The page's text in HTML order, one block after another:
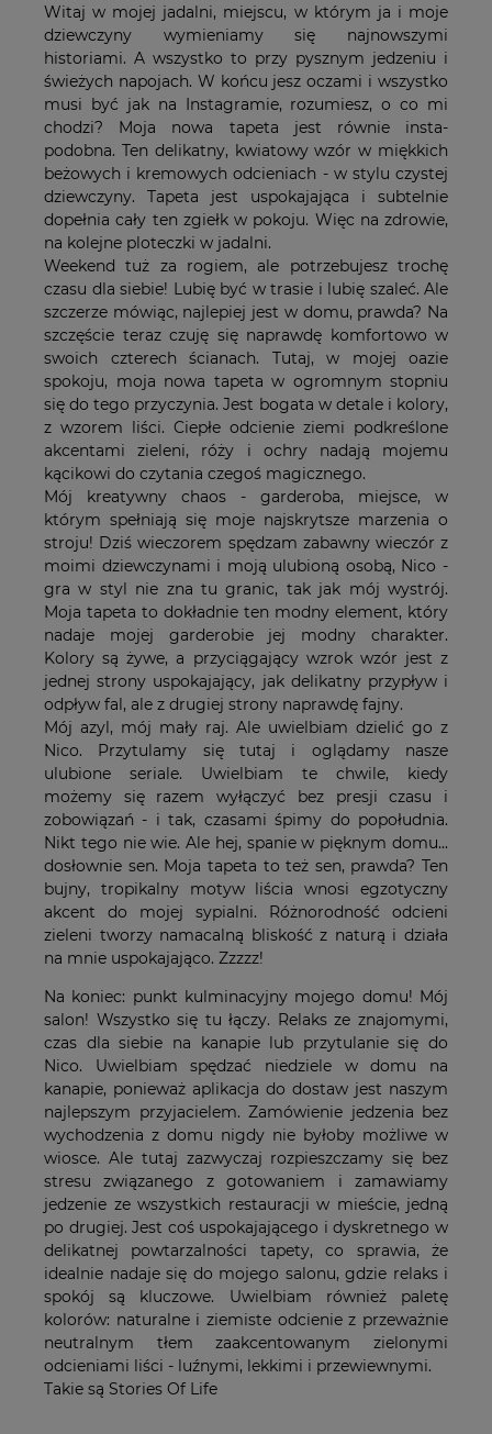
Witaj w mojej jadalni, miejscu, w którym ja i moje
dziewczyny wymieniamy się najnowszymi
historiami. A wszystko to przy pysznym jedzeniu i
świeżych napojach. W końcu jesz oczami i wszystko
musi być jak na Instagramie, rozumiesz, o co mi
chodzi? Moja nowa tapeta jest równie insta-
podobna. Ten delikatny, kwiatowy wzór w miękkich
beżowych i kremowych odcieniach - w stylu czystej
dziewczyny. Tapeta jest uspokajająca i subtelnie
dopełnia cały ten zgiełk w pokoju. Więc na zdrowie,
na kolejne ploteczki w jadalni.
Weekend tuż za rogiem, ale potrzebujesz trochę
czasu dla siebie! Lubię być w trasie i lubię szaleć. Ale
szczerze mówiąc, najlepiej jest w domu, prawda? Na
szczęście teraz czuję się naprawdę komfortowo w
swoich czterech ścianach. Tutaj, w mojej oazie
spokoju, moja nowa tapeta w ogromnym stopniu
się do tego przyczynia. Jest bogata w detale i kolory,
z wzorem liści. Ciepłe odcienie ziemi podkreślone
akcentami zieleni, róży i ochry nadają mojemu
kącikowi do czytania czegoś magicznego.
Mój kreatywny chaos - garderoba, miejsce, w
którym spełniają się moje najskrytsze marzenia o
stroju! Dziś wieczorem spędzam zabawny wieczór z
moimi dziewczynami i moją ulubioną osobą, Nico -
gra w styl nie zna tu granic, tak jak mój wystrój.
Moja tapeta to dokładnie ten modny element, który
nadaje mojej garderobie jej modny charakter.
Kolory są żywe, a przyciągający wzrok wzór jest z
jednej strony uspokajający, jak delikatny przypływ i
odpływ fal, ale z drugiej strony naprawdę fajny.
Mój azyl, mój mały raj. Ale uwielbiam dzielić go z
Nico. Przytulamy się tutaj i oglądamy nasze
ulubione seriale. Uwielbiam te chwile, kiedy
możemy się razem wyłączyć bez presji czasu i
zobowiązań - i tak, czasami śpimy do popołudnia.
Nikt tego nie wie. Ale hej, spanie w pięknym domu...
dosłownie sen. Moja tapeta to też sen, prawda? Ten
bujny, tropikalny motyw liścia wnosi egzotyczny
akcent do mojej sypialni. Różnorodność odcieni
zieleni tworzy namacalną bliskość z naturą i działa
na mnie uspokajająco. Zzzzz!
Na koniec: punkt kulminacyjny mojego domu! Mój
salon! Wszystko się tu łączy. Relaks ze znajomymi,
czas dla siebie na kanapie lub przytulanie się do
Nico. Uwielbiam spędzać niedziele w domu na
kanapie, ponieważ aplikacja do dostaw jest naszym
najlepszym przyjacielem. Zamówienie jedzenia bez
wychodzenia z domu nigdy nie byłoby możliwe w
wiosce. Ale tutaj zazwyczaj rozpieszczamy się bez
stresu związanego z gotowaniem i zamawiamy
jedzenie ze wszystkich restauracji w mieście, jedną
po drugiej. Jest coś uspokajającego i dyskretnego w
delikatnej powtarzalności tapety, co sprawia, że
idealnie nadaje się do mojego salonu, gdzie relaks i
spokój są kluczowe. Uwielbiam również paletę
kolorów: naturalne i ziemiste odcienie z przeważnie
neutralnym tłem zaakcentowanym zielonymi
odcieniami liści - luźnymi, lekkimi i przewiewnymi.
Takie są Stories Of Life